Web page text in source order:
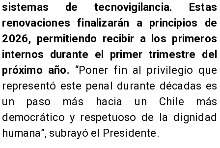
sistemas de tecnovigilancia. Estas
renovaciones finalizarán a principios de
2026, permitiendo recibir a los primeros
internos durante el primer trimestre del
próximo año. “Poner fin al privilegio que
representó este penal durante décadas es
un paso más hacia un Chile más
democrático y respetuoso de la dignidad
humana”, subrayó el Presidente.